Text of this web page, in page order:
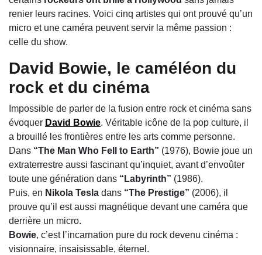
renier leurs racines. Voici cinq artistes qui ont prouvé qu’un
micro et une caméra peuvent servir la même passion :
celle du show.
David Bowie, le caméléon du
rock et du cinéma
Impossible de parler de la fusion entre rock et cinéma sans
évoquer David Bowie. Véritable icône de la pop culture, il
a brouillé les frontières entre les arts comme personne.
Dans “The Man Who Fell to Earth” (1976), Bowie joue un
extraterrestre aussi fascinant qu’inquiet, avant d’envoûter
toute une génération dans “Labyrinth” (1986).
Puis, en Nikola Tesla dans “The Prestige” (2006), il
prouve qu’il est aussi magnétique devant une caméra que
derrière un micro.
Bowie, c’est l’incarnation pure du rock devenu cinéma :
visionnaire, insaisissable, éternel.